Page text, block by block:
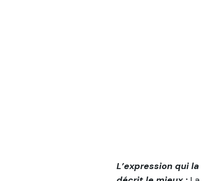
L’expression qui la